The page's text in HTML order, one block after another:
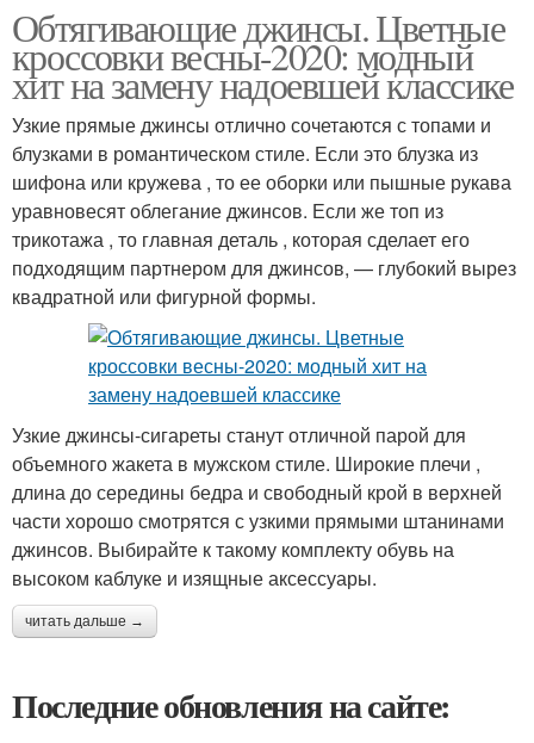
Обтягивающие джинсы. Цветные
кроссовки весны-2020: модный
хит на замену надоевшей классике
Узкие прямые джинсы отлично сочетаются с топами и
блузками в романтическом стиле. Если это блузка из
шифона или кружева , то ее оборки или пышные рукава
уравновесят облегание джинсов. Если же топ из
трикотажа , то главная деталь , которая сделает его
подходящим партнером для джинсов, — глубокий вырез
квадратной или фигурной формы.
Узкие джинсы-сигареты станут отличной парой для
объемного жакета в мужском стиле. Широкие плечи ,
длина до середины бедра и свободный крой в верхней
части хорошо смотрятся с узкими прямыми штанинами
джинсов. Выбирайте к такому комплекту обувь на
высоком каблуке и изящные аксессуары.
читать дальше →
Последние обновления на сайте: